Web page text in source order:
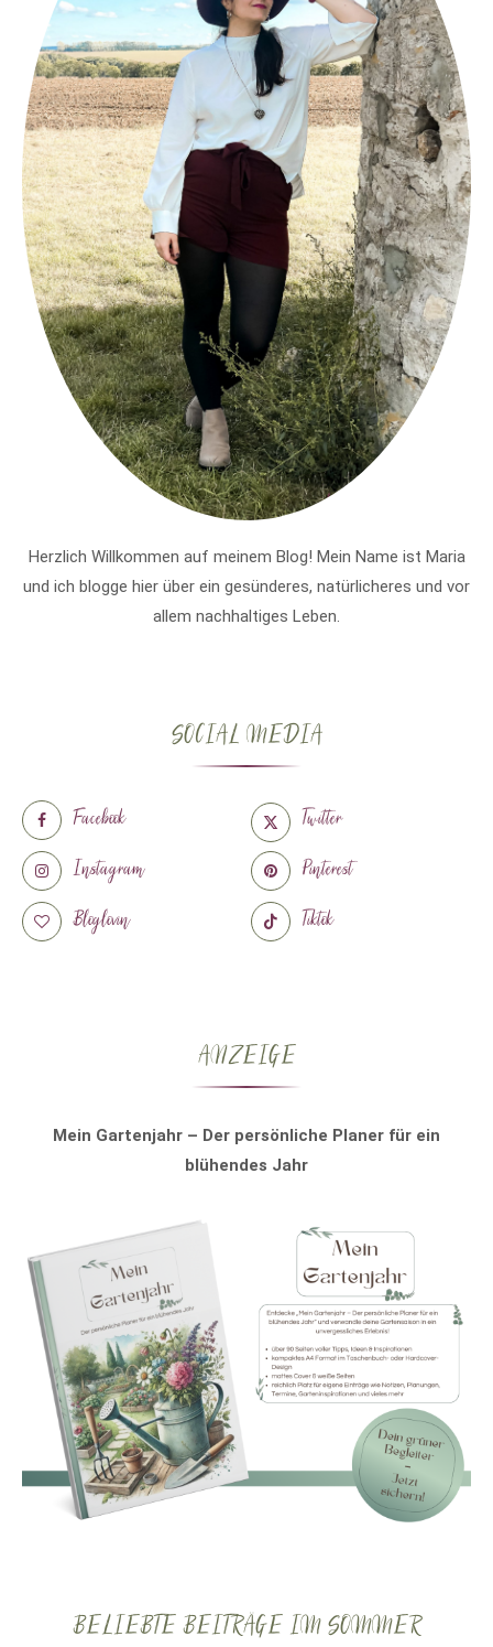
Herzlich Willkommen auf meinem Blog! Mein Name ist Maria
und ich blogge hier über ein gesünderes, natürlicheres und vor
allem nachhaltiges Leben.
SOCIAL MEDIA
Facebook
Twitter
Instagram
Pinterest
Bloglovin
Tiktok
ANZEIGE
Mein Gartenjahr – Der persönliche Planer für ein
blühendes Jahr
BELIEBTE BEITRÄGE IM SOMMER